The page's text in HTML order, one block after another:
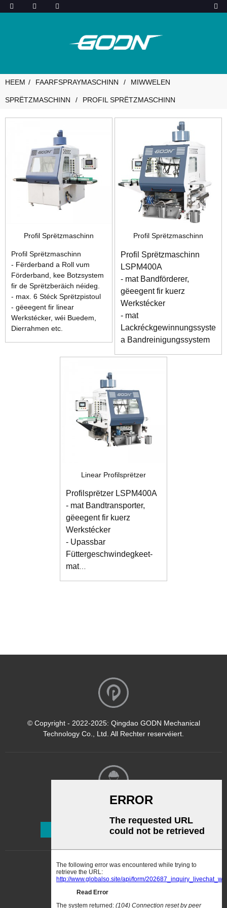
HEEM FAARFSPRAYMASCHINN MIWWELEN
SPRËTZMASCHINN PROFIL SPRËTZMASCHINN
Profil Sprëtzmaschinn
Profil Sprëtzmaschinn
- Fërderband a Roll vum
Förderband, kee Botzsystem
fir de Sprëtzberäich néideg.
- max. 6 Stéck Sprëtzpistoul
- gëeegent fir linear
Werkstécker, wéi Buedem,
Dierrahmen etc.
Profil Sprëtzmaschinn
Profil Sprëtzmaschinn
LSPM400A
- mat Bandförderer,
gëeegent fir kuerz
Werkstécker
- mat
Lackréckgewinnungssystem
a Bandreinigungssystem
Linear Profilsprëtzer
Profilsprëtzer LSPM400A
- mat Bandtransporter,
gëeegent fir kuerz
Werkstécker
- Upassbar
Füttergeschwindegkeet-
mat
© Copyright - 2022-2025: Qingdao GODN Mechanical
Technology Co., Ltd. All Rechter reservéiert.
Abonnéieren